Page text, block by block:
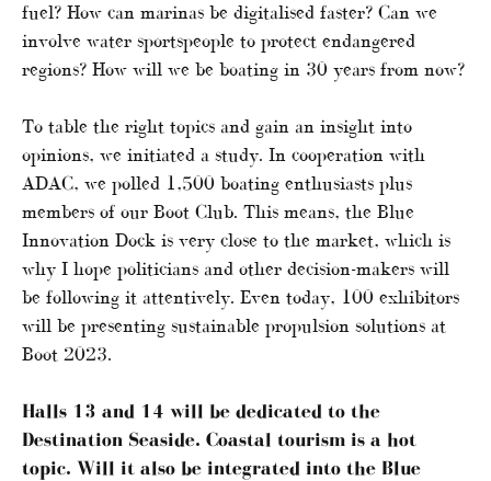
fuel? How can marinas be digitalised faster? Can we
involve water sportspeople to protect endangered
regions? How will we be boating in 30 years from now?
To table the right topics and gain an insight into
opinions, we initiated a study. In cooperation with
ADAC, we polled 1,500 boating enthusiasts plus
members of our Boot Club. This means, the Blue
Innovation Dock is very close to the market, which is
why I hope politicians and other decision-makers will
be following it attentively. Even today, 100 exhibitors
will be presenting sustainable propulsion solutions at
Boot 2023.
Halls 13 and 14 will be dedicated to the
Destination Seaside. Coastal tourism is a hot
topic. Will it also be integrated into the Blue